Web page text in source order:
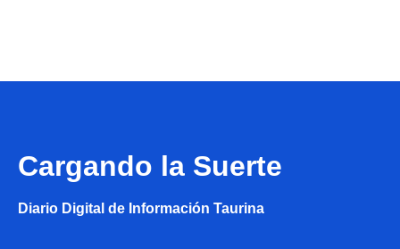
Cargando la Suerte
Diario Digital de Información Taurina